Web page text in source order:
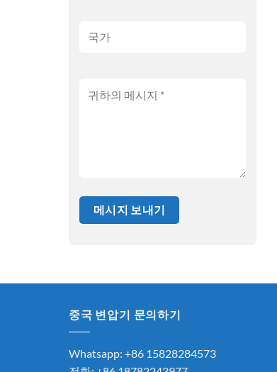
중국 변압기 문의하기
Whatsapp: +86 15828284573